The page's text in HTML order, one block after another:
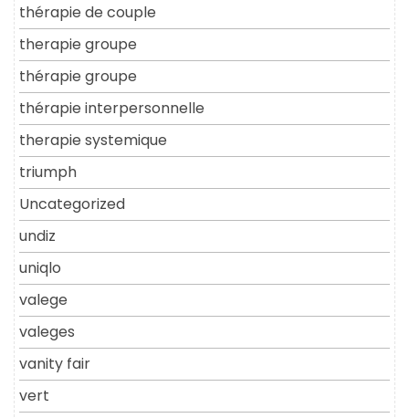
thérapie de couple
therapie groupe
thérapie groupe
thérapie interpersonnelle
therapie systemique
triumph
Uncategorized
undiz
uniqlo
valege
valeges
vanity fair
vert